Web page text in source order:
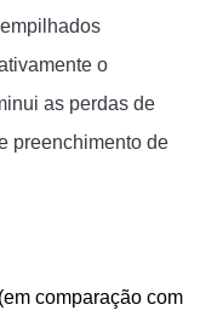
o
as perdas de
preenchimento de
comparação com